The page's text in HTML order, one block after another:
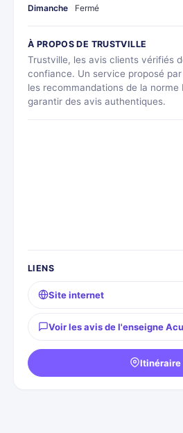
Dimanche
Fermé
À PROPOS DE TRUSTVILLE
Trustville, les avis clients vérifiés
confiance. Un service proposé
les recommandations de la norme
garantir des avis authentiques.
LIENS
Site internet
Voir les avis de l'enseigne
Itinéraire